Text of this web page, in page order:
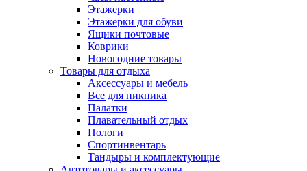
Этажерки
Этажерки для обуви
Ящики почтовые
Коврики
Новогодние товары
Товары для отдыха
Аксессуары и мебель
Все для пикника
Палатки
Плавательный отдых
Пологи
Спортинвентарь
Тандыры и комплектующие